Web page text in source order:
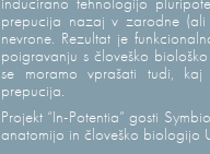
prepucija nazaj v zarodne
nevrone. Rezultat je
poigravanju s človeško
se moramo vprašati tudi,
prepucija.
Projekt “In-Potentia” gosti
anatomijo in človeško biologijo